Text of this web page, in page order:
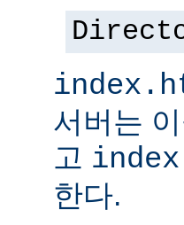
서버는
고
한다.